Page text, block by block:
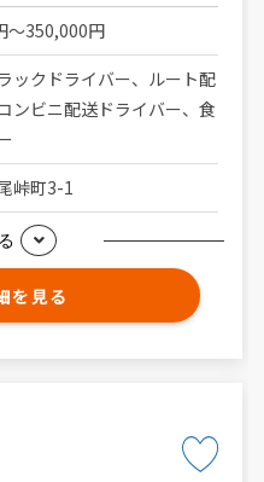
〜350,000円
ックドライバー、ルート配
ンビニ配送ドライバー、食
峠町3-1
を見る